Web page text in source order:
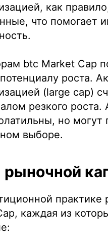
как
что помогает
btc Market Cap
роста.
(large cap)
резкого
но
выборе.
практике
каждая из